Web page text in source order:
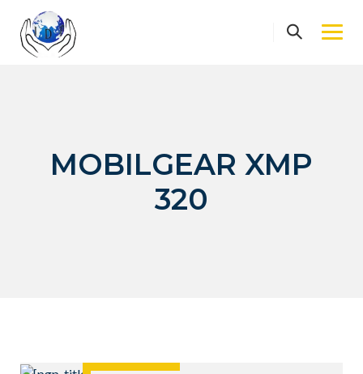
content
MOBILGEAR XMP
320